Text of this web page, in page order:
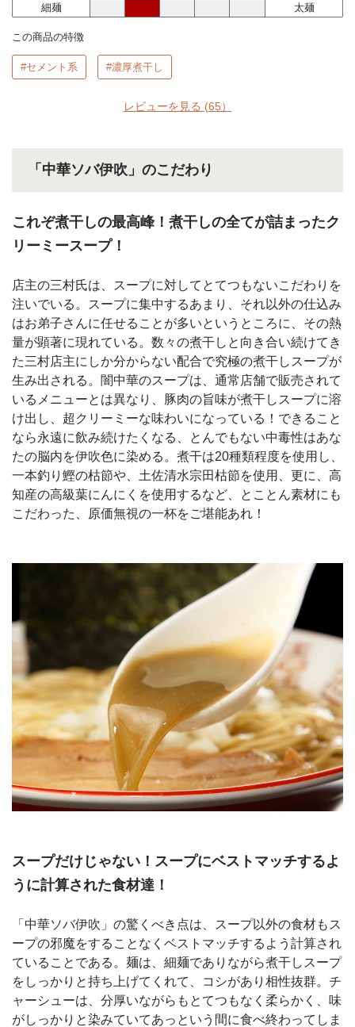
細麺 太麺
この商品の特徴
#セメント系 #濃厚煮干し
レビューを見る (65）
「中華ソバ伊吹」のこだわり
これぞ煮干しの最高峰！煮干しの全てが詰まったク
リーミースープ！
店主の三村氏は、スープに対してとてつもないこだわりを
注いでいる。スープに集中するあまり、それ以外の仕込み
はお弟子さんに任せることが多いというところに、その熱
量が顕著に現れている。数々の煮干しと向き合い続けてき
た三村店主にしか分からない配合で究極の煮干しスープが
生み出される。闇中華のスープは、通常店舗で販売されて
いるメニューとは異なり、豚肉の旨味が煮干しスープに溶
け出し、超クリーミーな味わいになっている！できること
なら永遠に飲み続けたくなる、とんでもない中毒性はあな
たの脳内を伊吹色に染める。煮干は20種類程度を使用し、
一本釣り鰹の枯節や、土佐清水宗田枯節を使用、更に、高
知産の高級葉にんにくを使用するなど、とことん素材にも
こだわった、原価無視の一杯をご堪能あれ！
スープだけじゃない！スープにベストマッチするよ
うに計算された食材達！
「中華ソバ伊吹」の驚くべき点は、スープ以外の食材もス
ープの邪魔をすることなくベストマッチするよう計算され
ていることである。麺は、細麺でありながら煮干しスープ
をしっかりと持ち上げてくれて、コシがあり相性抜群。チ
ャーシューは、分厚いながらもとてつもなく柔らかく、味
がしっかりと染みていてあっという間に食べ終わってしま